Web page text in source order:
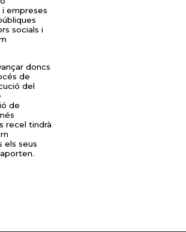
empreses
socials i
doncs
de
del
de
recel tindrà
els seus